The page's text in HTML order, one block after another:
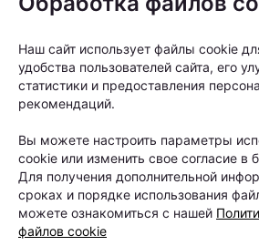
повышенная жирность или,
сухость. Еще один тревожный
качества волос, когда они
«Если человек замечает
выпадение волос,
структуры или появление
Наш сайт использует файлы cookie
удобства пользователей сайта, его
статистики и предоставления
рекомендаций.
Вы можете настроить параметры
cookie или изменить свое согласие в
Для получения дополнительной
сроках и порядке использования
можете ознакомиться с нашей
файлов cookie